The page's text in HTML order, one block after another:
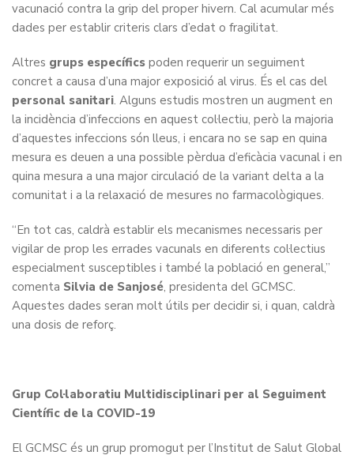
vacunació contra la grip del proper hivern. Cal acumular més
dades per establir criteris clars d’edat o fragilitat.
Altres grups específics poden requerir un seguiment
concret a causa d’una major exposició al virus. És el cas del
personal sanitari. Alguns estudis mostren un augment en
la incidència d’infeccions en aquest col·lectiu, però la majoria
d’aquestes infeccions són lleus, i encara no se sap en quina
mesura es deuen a una possible pèrdua d’eficàcia vacunal i en
quina mesura a una major circulació de la variant delta a la
comunitat i a la relaxació de mesures no farmacològiques.
“En tot cas, caldrà establir els mecanismes necessaris per
vigilar de prop les errades vacunals en diferents col·lectius
especialment susceptibles i també la població en general,”
comenta Silvia de Sanjosé, presidenta del GCMSC.
Aquestes dades seran molt útils per decidir si, i quan, caldrà
una dosis de reforç.
Grup Col·laboratiu Multidisciplinari per al Seguiment
Científic de la COVID-19
El GCMSC és un grup promogut per l’Institut de Salut Global